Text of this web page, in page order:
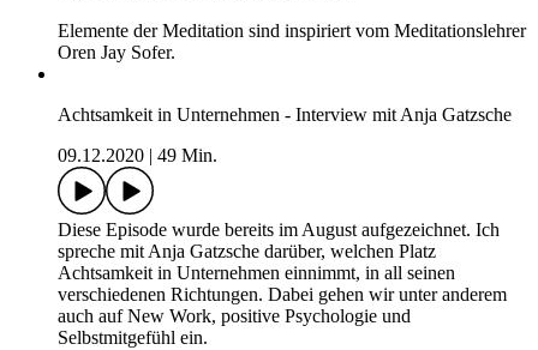
Elemente der Meditation sind inspiriert vom Meditationslehrer
Oren Jay Sofer.
Achtsamkeit in Unternehmen - Interview mit Anja Gatzsche
09.12.2020
49 Min.
Diese Episode wurde bereits im August aufgezeichnet. Ich
spreche mit Anja Gatzsche darüber, welchen Platz
Achtsamkeit in Unternehmen einnimmt, in all seinen
verschiedenen Richtungen. Dabei gehen wir unter anderem
auch auf New Work, positive Psychologie und
Selbstmitgefühl ein.